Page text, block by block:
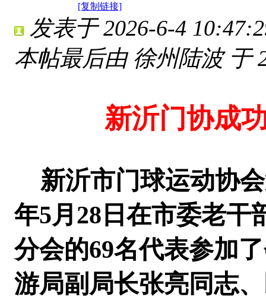
[复制链接]
发表于 2026-6-4
本帖最后由 徐州陆波 于
新沂门协成
新沂市门球运动协
年5月28日在市委老干
分会的69名代表参加
游局副局长张亮同志